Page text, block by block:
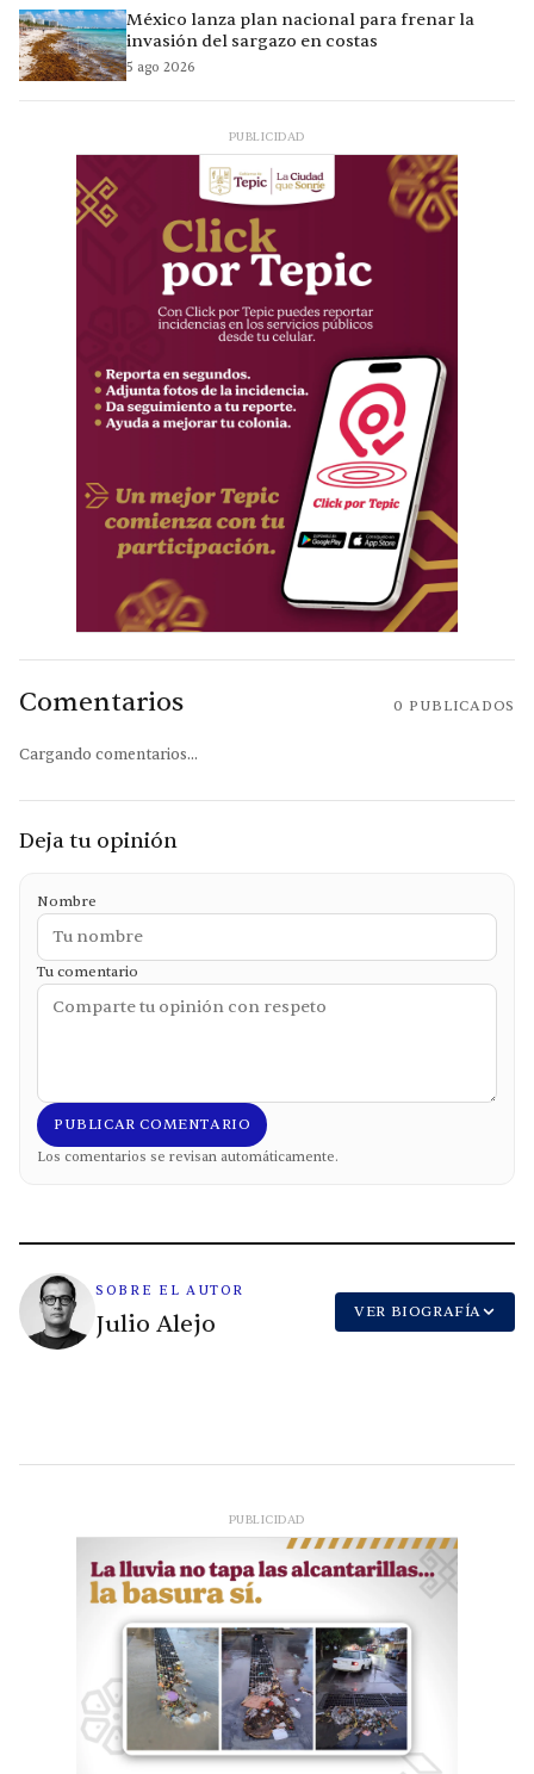
México lanza plan nacional para frenar la
invasión del sargazo en costas
5 ago 2026
PUBLICIDAD
Comentarios 0 PUBLICADOS
Cargando comentarios...
Deja tu opinión
Nombre
Tu comentario
PUBLICAR COMENTARIO
Los comentarios se revisan automáticamente.
SOBRE EL AUTOR
Julio Alejo VER BIOGRAFÍA
PUBLICIDAD